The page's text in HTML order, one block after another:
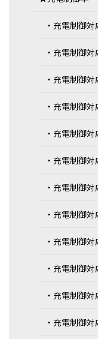
・充電制御
・充電制御
・充電制御
・充電制御
・充電制御
・充電制御
・充電制御
・充電制御
・充電制御
・充電制御
・充電制御
・充電制御